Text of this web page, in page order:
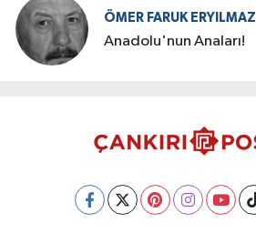
ÖMER FARUK ERYILMAZ
Anadolu'nun Anaları!